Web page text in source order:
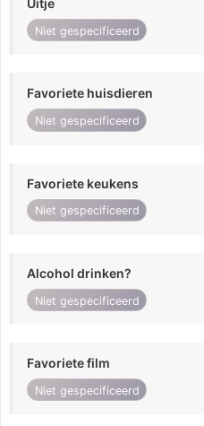
Uitje
Niet gespecificeerd
Favoriete huisdieren
Niet gespecificeerd
Favoriete keukens
Niet gespecificeerd
Alcohol drinken?
Niet gespecificeerd
Favoriete film
Niet gespecificeerd